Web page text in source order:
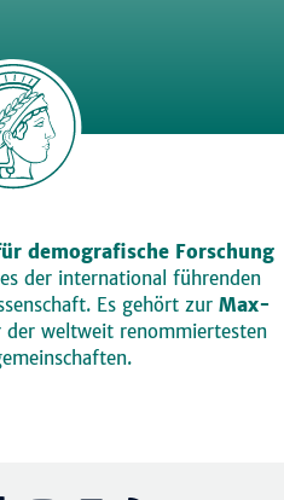
demografische Forschung
der international führenden
Es gehört zur Max-
der weltweit renommiertesten